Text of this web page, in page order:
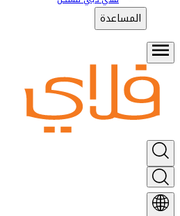
المساعدة